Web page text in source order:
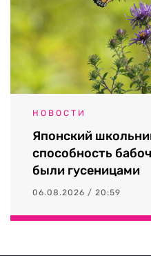
НОВОСТИ
Японский
способность
были гусеницами
06.08.2026 / 20:59